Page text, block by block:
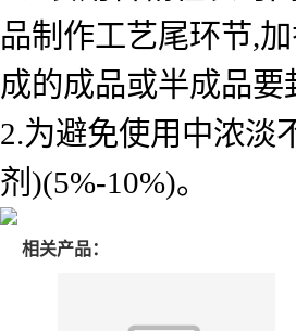
品制作工艺尾环节,
成的成品或半成品
2.为避免使用中浓淡
剂)(5%-10%)。
相关产品：